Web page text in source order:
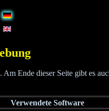
Ende dieser Seite gibt es
Verwendete Software